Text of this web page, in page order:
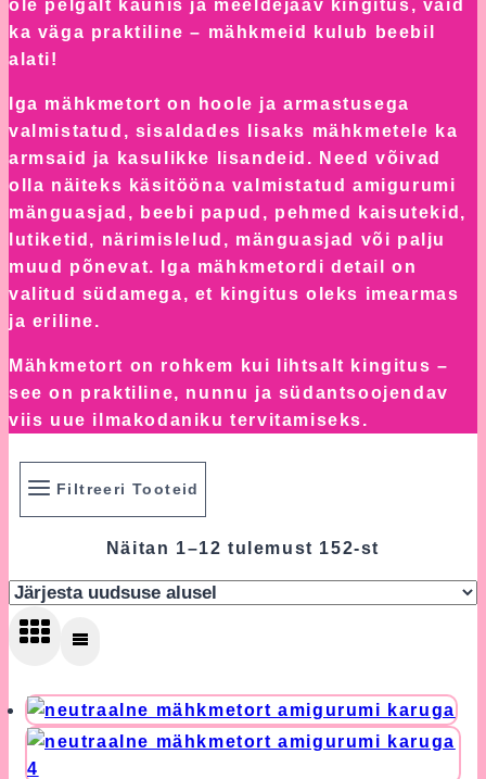
ole pelgalt kaunis ja meeldejääv kingitus, vaid
ka väga praktiline – mähkmeid kulub beebil
alati!
Iga mähkmetort on hoole ja armastusega
valmistatud, sisaldades lisaks mähkmetele ka
armsaid ja kasulikke lisandeid. Need võivad
olla näiteks käsitööna valmistatud amigurumi
mänguasjad, beebi papud, pehmed kaisutekid,
lutiketid, närimislelud, mänguasjad või palju
muud põnevat. Iga mähkmetordi detail on
valitud südamega, et kingitus oleks imearmas
ja eriline.
Mähkmetort on rohkem kui lihtsalt kingitus –
see on praktiline, nunnu ja südantsoojendav
viis uue ilmakodaniku tervitamiseks.
Filtreeri Tooteid
Näitan 1–12 tulemust 152-st
latest